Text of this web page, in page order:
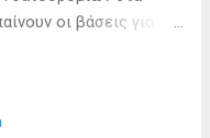
οι βάσεις για
αδειοδοτήσεις των
σε συνδυασμό με